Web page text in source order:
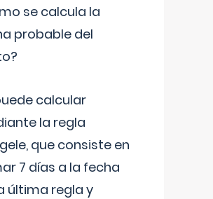
se calcula la
probable del
calcular
la regla
que consiste en
7 días a la fecha
última regla y